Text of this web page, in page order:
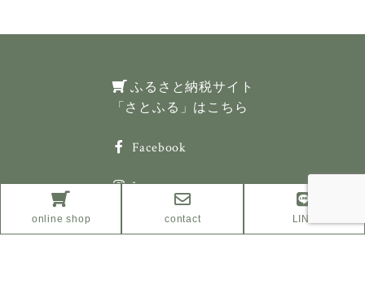
online shop contact LINE
ふるさと納税サイト
「さとふる」はこちら
Facebook
Instagram
プライバシーポリシー